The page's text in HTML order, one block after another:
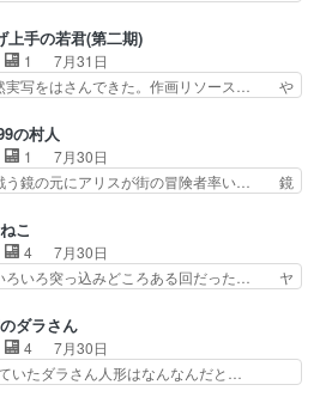
化け猫は油が好物… 今回はあかやし1体
分。金持ちの… 今更だけど霊が性行為
ことは何とな…
えてわいわいしたところが好き… 初コミ
２０冊刷りは妥当だよね。俺… 藤森さん
けの漫画で、また涙腺が⋯… 〜漫画に
をこめよう｣娘に漫画であ… 何回この作
ィアっていいなあ。同… コミティア参加
を徹夜で作る先生(… お母さん、娘にあ
描かれたら泣いち…
上手の若君(第二期)
1
7月31日
実写をはさんできた。作画リソース… や
貞だと魔法使いになれるという… こっち
三大将もまたクセが強いw色… 頼重が完
ーンだよね毎回敵キャラが… 弧次郎「欲
て強くなれるなら大飯食… 変化球な演出
きました！最終的に… この高らかなDT
田一人に通じるも… この作品は近年稀に
さんキャラの充…
の村人
1
7月30日
う鏡の元にアリスが街の冒険者率い… 鏡
ばってくれたアリスの父ちゃん… 成長限
である村人と定めた上位存… 大規模バト
なのに会話してばっかり… やっぱり勇者
ったか笑統率力LV9… 普通の人間の親子
帯の… そのために役割を超越する
させるた… アリスのお陰で他の勇者達も
くれ魔…
こ
4
7月30日
ろいろ突っ込みどころある回だった… ヤ
恋愛話をしたり、タバコを生産… ここう
ったことズバリ言ってくれて… おかし
やかだ 世話好きの陰に支配… ヤクねこ
タ取りの話見て切なくなっ… 普段は選別
ダラさん
4
7月30日
いたダラさん人形はなんなんだと…